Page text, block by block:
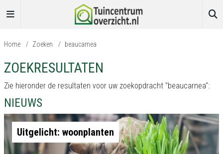
Home / Zoeken / beaucarnea
ZOEKRESULTATEN
Zie hieronder de resultaten voor uw zoekopdracht "beaucarnea":
NIEUWS
Uitgelicht: woonplanten